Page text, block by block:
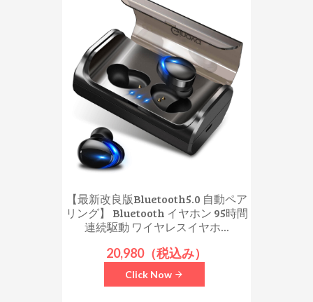
【最新改良版Bluetooth5.0 自動ペア
リング】 Bluetooth イヤホン 95時間
連続駆動 ワイヤレスイヤホ...
20,980（税込み）
Click Now